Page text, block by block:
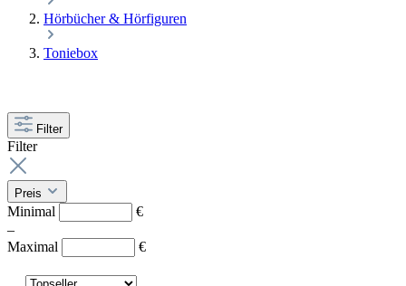
Hörbücher & Hörfiguren
Toniebox
Filter
Filter
Preis
Minimal
€
–
Maximal
€